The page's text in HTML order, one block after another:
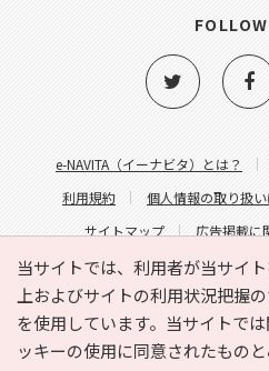
当サイトでは、利用者が当サイ
上およびサイトの利用状況把握
を使用しています。当サイトで
ッキーの使用に同意されたもの
e-NAVITA（イーナビタ）とは？
利用規約
個人情報の取り扱
サイトマップ
広告掲載に
サイトの内容に関す